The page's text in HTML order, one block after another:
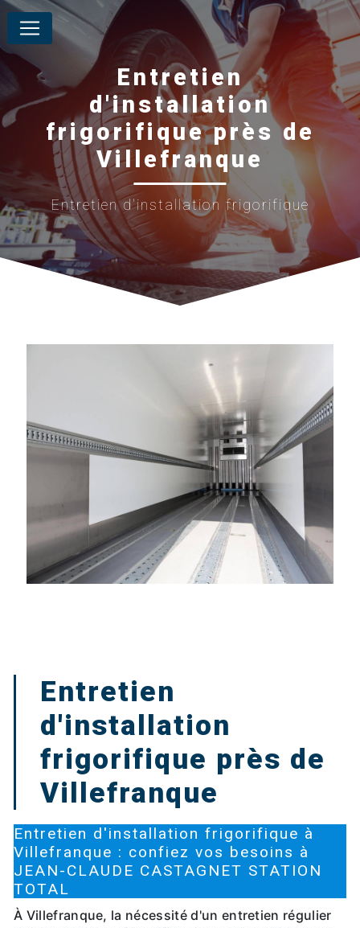
Entretien
d'installation
frigorifique près de
Villefranque
Entretien d'installation frigorifique
Entretien
d'installation
frigorifique près de
Villefranque
Entretien d'installation frigorifique à
Villefranque : confiez vos besoins à
JEAN-CLAUDE CASTAGNET STATION
TOTAL
À Villefranque, la nécessité d'un entretien régulier
Panneau de gestion des cookies